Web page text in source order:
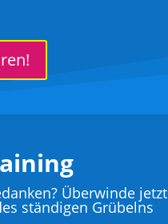
Überwinde jetzt
ständigen Grübelns